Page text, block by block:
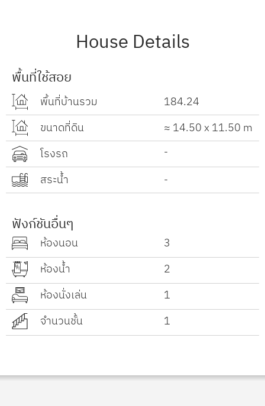
House Details
พื้นที่ใช้สอย
พื้นที่บ้านรวม
184.24
ขนาดที่ดิน
≈ 14.50 x 11.50 m
โรงรถ
-
สระน้ำ -
ฟังก์ชันอื่นๆ
ห้องนอน
3
ห้องน้ำ
2
ห้องนั่งเล่น
1
จำนวนชั้น
1